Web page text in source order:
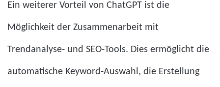
Ein weiterer Vorteil von ChatGPT ist die
Möglichkeit der Zusammenarbeit mit
Trendanalyse- und SEO-Tools. Dies ermöglicht die
automatische Keyword-Auswahl, die Erstellung